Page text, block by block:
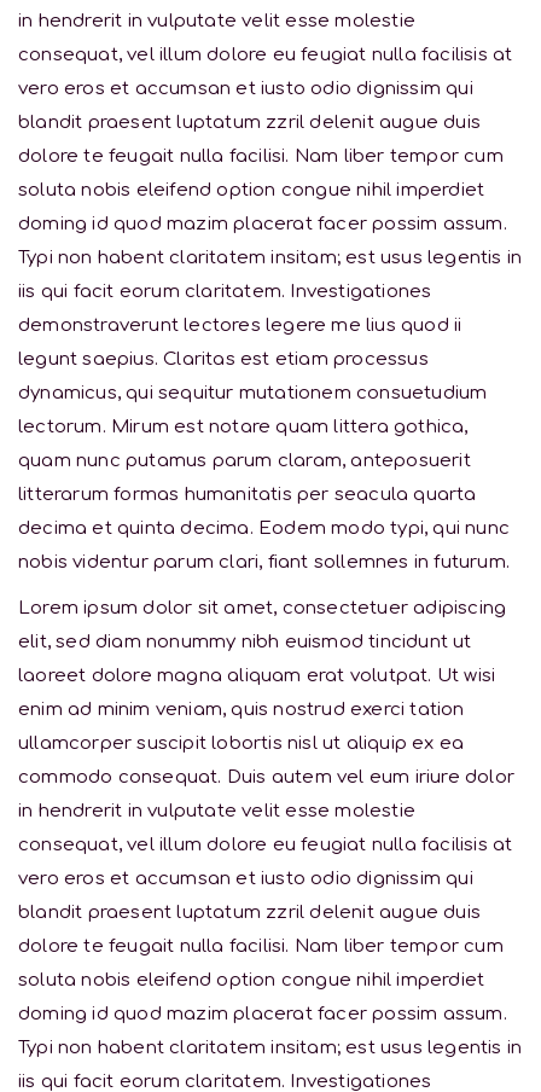
in hendrerit in vulputate velit esse molestie
consequat, vel illum dolore eu feugiat nulla facilisis at
vero eros et accumsan et iusto odio dignissim qui
blandit praesent luptatum zzril delenit augue duis
dolore te feugait nulla facilisi. Nam liber tempor cum
soluta nobis eleifend option congue nihil imperdiet
doming id quod mazim placerat facer possim assum.
Typi non habent claritatem insitam; est usus legentis in
iis qui facit eorum claritatem. Investigationes
demonstraverunt lectores legere me lius quod ii
legunt saepius. Claritas est etiam processus
dynamicus, qui sequitur mutationem consuetudium
lectorum. Mirum est notare quam littera gothica,
quam nunc putamus parum claram, anteposuerit
litterarum formas humanitatis per seacula quarta
decima et quinta decima. Eodem modo typi, qui nunc
nobis videntur parum clari, fiant sollemnes in futurum.
Lorem ipsum dolor sit amet, consectetuer adipiscing
elit, sed diam nonummy nibh euismod tincidunt ut
laoreet dolore magna aliquam erat volutpat. Ut wisi
enim ad minim veniam, quis nostrud exerci tation
ullamcorper suscipit lobortis nisl ut aliquip ex ea
commodo consequat. Duis autem vel eum iriure dolor
in hendrerit in vulputate velit esse molestie
consequat, vel illum dolore eu feugiat nulla facilisis at
vero eros et accumsan et iusto odio dignissim qui
blandit praesent luptatum zzril delenit augue duis
dolore te feugait nulla facilisi. Nam liber tempor cum
soluta nobis eleifend option congue nihil imperdiet
doming id quod mazim placerat facer possim assum.
Typi non habent claritatem insitam; est usus legentis in
iis qui facit eorum claritatem. Investigationes